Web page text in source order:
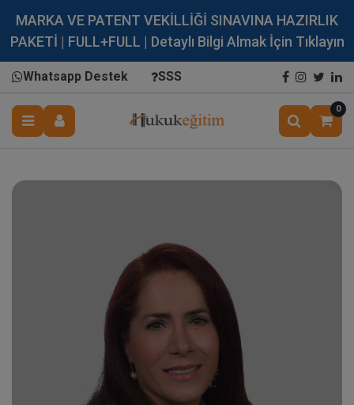
MARKA VE PATENT VEKİLLİĞİ SINAVINA HAZIRLIK
PAKETİ | FULL+FULL | Detaylı Bilgi Almak İçin Tıklayın
Whatsapp Destek SSS
0